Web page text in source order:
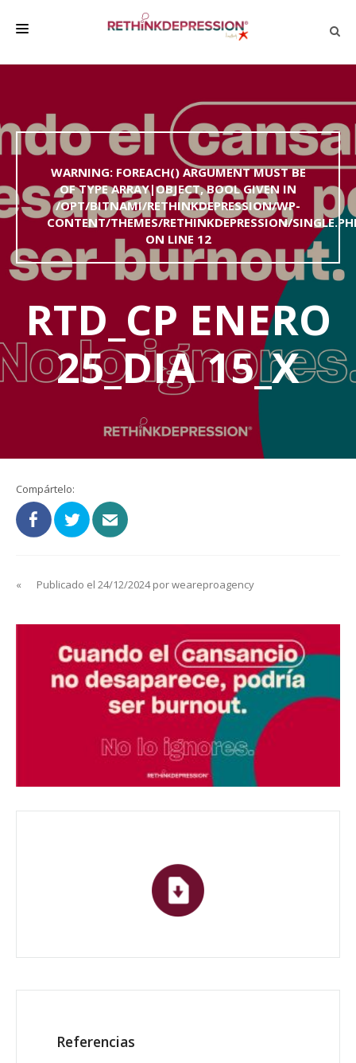
ACERCA DE LA DEPRESIÓN
HABLAR CON LOS DEMÁS
BIENESTAR
FAMILIA Y AMIGOS
DEPRESSÃO SEM RODEIOS
WARNING: FOREACH() ARGUMENT MUST BE
OF TYPE ARRAY|OBJECT, BOOL GIVEN IN
/OPT/BITNAMI/RETHINKDEPRESSION/WP-
CONTENT/THEMES/RETHINKDEPRESSION/
ON LINE 12
RTD_CP ENERO
25_DIA 15_X
Compártelo:
« Publicado el 24/12/2024 por weareproagency
Referencias